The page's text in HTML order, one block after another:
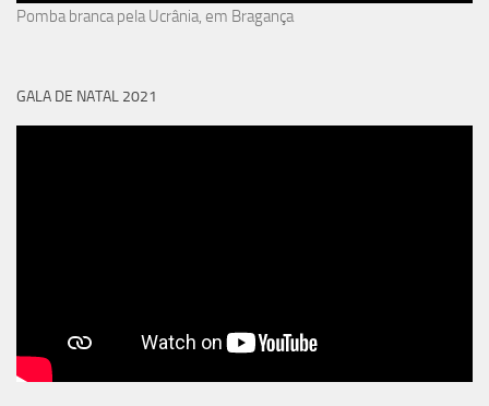
Pomba branca pela Ucrânia, em Bragança
GALA DE NATAL 2021